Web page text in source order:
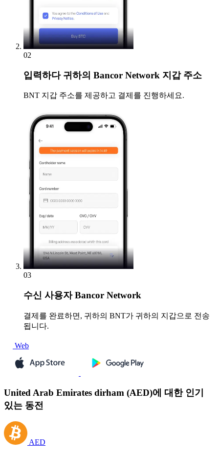
02
입력하다귀하의 Bancor Network 지갑 주소
BNT 지갑 주소를 제공하고 결제를 진행하세요.
03
수신 사용자 Bancor Network
결제를 완료하면, 귀하의 BNT가 귀하의 지갑으로 전송
됩니다.
Web
United Arab Emirates dirham (AED)에 대한 인기
있는 동전
AED